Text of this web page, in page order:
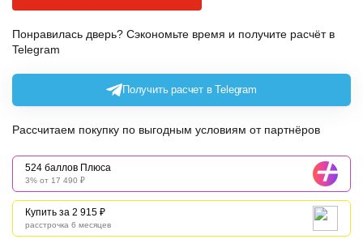
Понравилась дверь? Сэкономьте время и получите расчёт в
Telegram
Получить расчет в Telegram
Рассчитаем покупку по выгодным условиям от партнёров
524 баллов Плюса
3% от 17 490 ₽
Купить за 2 915 ₽
расстрочка 6 месяцев